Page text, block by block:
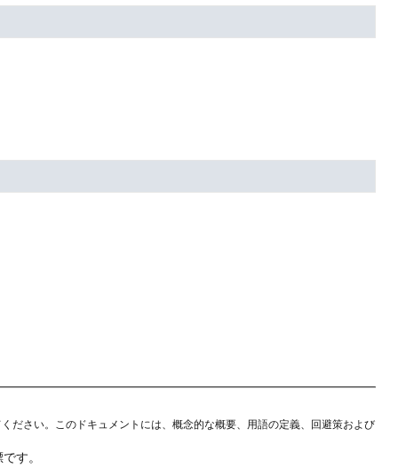
ださい。このドキュメントには、概念的な概要、用語の定義、回避策および
す。